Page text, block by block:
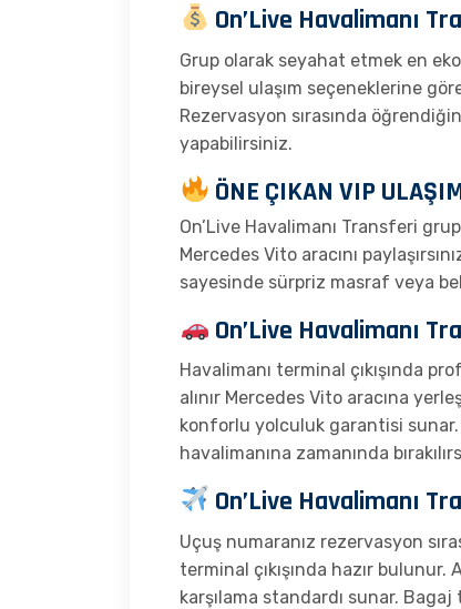
On’Live Havalimanı
Grup olarak seyahat etmek en
bireysel ulaşım seçeneklerine
Rezervasyon sırasında
yapabilirsiniz.
ÖNE ÇIKAN VIP
On’Live Havalimanı Transferi
Mercedes Vito aracını
sayesinde sürpriz masraf veya
On’Live Havalimanı
Havalimanı terminal çıkışında
alınır Mercedes Vito aracına
konforlu yolculuk garantisi sunar.
havalimanına zamanında
On’Live Havalimanı
Uçuş numaranız rezervasyon
terminal çıkışında hazır
karşılama standardı sunar.